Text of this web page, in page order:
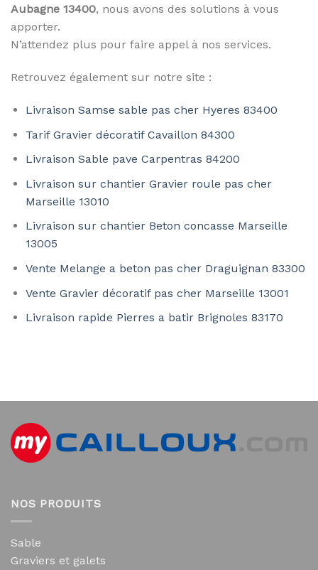
Aubagne 13400, nous avons des solutions à vous
apporter.
N’attendez plus pour faire appel à nos services.
Retrouvez également sur notre site :
Livraison Samse sable pas cher Hyeres 83400
Tarif Gravier décoratif Cavaillon 84300
Livraison Sable pave Carpentras 84200
Livraison sur chantier Gravier roule pas cher
Marseille 13010
Livraison sur chantier Beton concasse Marseille
13005
Vente Melange a beton pas cher Draguignan 83300
Vente Gravier décoratif pas cher Marseille 13001
Livraison rapide Pierres a batir Brignoles 83170
NOS PRODUITS
Sable
Graviers et galets